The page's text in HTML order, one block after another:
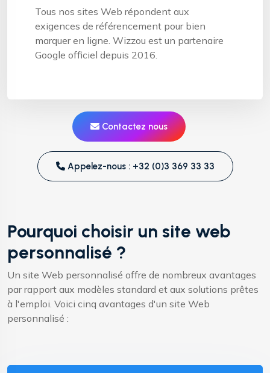
Tous nos sites Web répondent aux
exigences de référencement pour bien
marquer en ligne. Wizzou est un partenaire
Google officiel depuis 2016.
Contactez nous
Appelez-nous : +32 (0)3 369 33 33
Pourquoi choisir un site web
personnalisé ?
Un site Web personnalisé offre de nombreux avantages
par rapport aux modèles standard et aux solutions prêtes
à l'emploi. Voici cinq avantages d'un site Web
personnalisé :